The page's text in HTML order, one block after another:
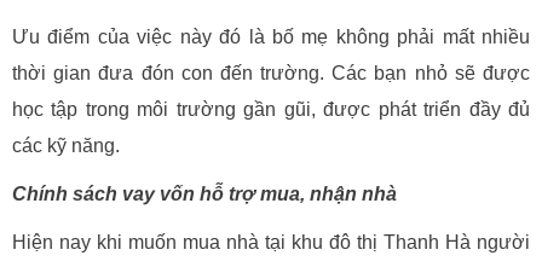
Ưu điểm của việc này đó là bố mẹ không phải mất nhiều
thời gian đưa đón con đến trường. Các bạn nhỏ sẽ được
học tập trong môi trường gần gũi, được phát triển đầy đủ
các kỹ năng.
Chính sách vay vốn hỗ trợ mua, nhận nhà
Hiện nay khi muốn mua nhà tại khu đô thị Thanh Hà người